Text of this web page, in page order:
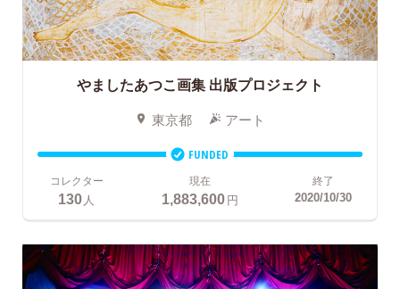
やましたあつこ画集 出版プロジェクト
東京都 アート
FUNDED
コレクター
130人
現在
1,883,600円
終了
2020/10/30